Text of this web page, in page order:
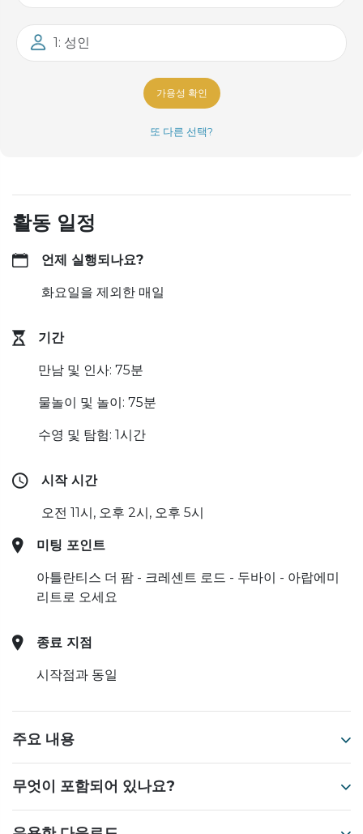
1: 성인
가용성 확인
또 다른 선택?
활동 일정
언제 실행되나요?
화요일을 제외한 매일
기간
만남 및 인사: 75분
물놀이 및 놀이: 75분
수영 및 탐험: 1시간
시작 시간
오전 11시, 오후 2시, 오후 5시
미팅 포인트
아틀란티스 더 팜 - 크레센트 로드 - 두바이 - 아랍에미
리트로 오세요
종료 지점
시작점과 동일
주요 내용
무엇이 포함되어 있나요?